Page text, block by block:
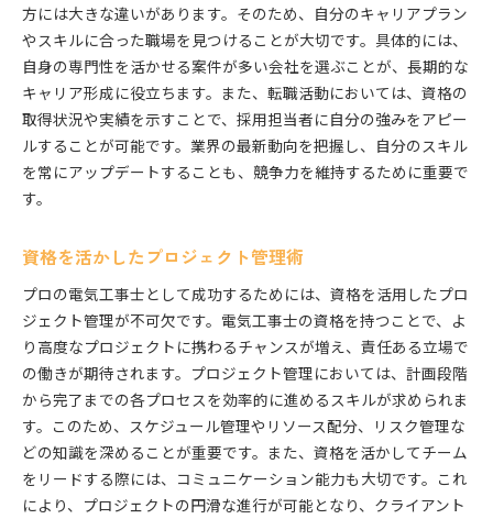
方には大きな違いがあります。そのため、自分のキャリアプラン
やスキルに合った職場を見つけることが大切です。具体的には、
自身の専門性を活かせる案件が多い会社を選ぶことが、長期的な
キャリア形成に役立ちます。また、転職活動においては、資格の
取得状況や実績を示すことで、採用担当者に自分の強みをアピー
ルすることが可能です。業界の最新動向を把握し、自分のスキル
を常にアップデートすることも、競争力を維持するために重要で
す。
資格を活かしたプロジェクト管理術
プロの電気工事士として成功するためには、資格を活用したプロ
ジェクト管理が不可欠です。電気工事士の資格を持つことで、よ
り高度なプロジェクトに携わるチャンスが増え、責任ある立場で
の働きが期待されます。プロジェクト管理においては、計画段階
から完了までの各プロセスを効率的に進めるスキルが求められま
す。このため、スケジュール管理やリソース配分、リスク管理な
どの知識を深めることが重要です。また、資格を活かしてチーム
をリードする際には、コミュニケーション能力も大切です。これ
により、プロジェクトの円滑な進行が可能となり、クライアント